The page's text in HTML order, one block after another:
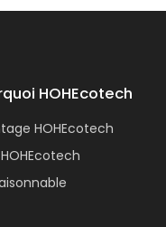
HOHEcotech
HOHEcotech